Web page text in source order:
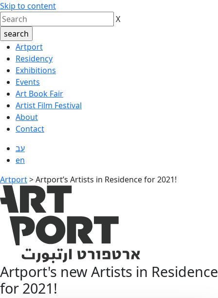
Skip to content
X
Artport
Residency
Exhibitions
Events
Art Book Fair
Artist Film Festival
About
Contact
עב
en
Artport>Artport’s Artists in Residence for 2021!
Artport's new Artists in Residence
for 2021!